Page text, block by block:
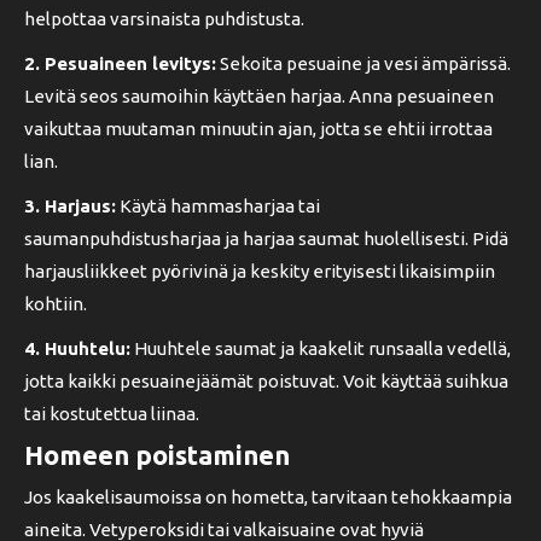
helpottaa varsinaista puhdistusta.
2. Pesuaineen levitys:Sekoita pesuaine ja vesi ämpärissä.
Levitä seos saumoihin käyttäen harjaa. Anna pesuaineen
vaikuttaa muutaman minuutin ajan, jotta se ehtii irrottaa
lian.
3. Harjaus: Käytä hammasharjaa tai
saumanpuhdistusharjaa ja harjaa saumat huolellisesti. Pidä
harjausliikkeet pyörivinä ja keskity erityisesti likaisimpiin
kohtiin.
4. Huuhtelu: Huuhtele saumat ja kaakelit runsaalla vedellä,
jotta kaikki pesuainejäämät poistuvat. Voit käyttää suihkua
tai kostutettua liinaa.
Homeen poistaminen
Jos kaakelisaumoissa on hometta, tarvitaan tehokkaampia
aineita. Vetyperoksidi tai valkaisuaine ovat hyviä